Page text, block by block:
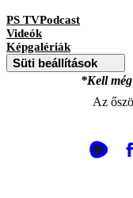
PS TVPodcast
Videók
Képgalériák
Süti beállítások
*Kell
Az